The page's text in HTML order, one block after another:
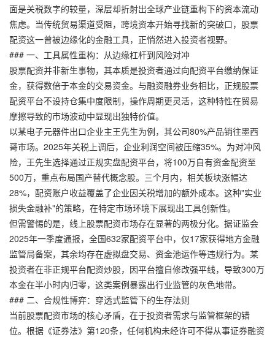
面是关税数字的较量，深层却折射出全球产业链重构下的资本流动
焦虑。当传统贸易渠道受阻，跨境资本开始寻找新的突破口，股票
配资这一曾被边缘化的金融工具，正悄然进入投资者视野。
### 一、工具属性重构：从边缘杠杆到风险对冲
股票配资并非新生事物，其本质是投资者通过向配资平台缴纳保证
金，获得数倍于本金的交易资金。与融资融券业务相比，正规股票
配资平台不设持仓集中度限制，操作周期更灵活，这种特性在贸易
摩擦导致的市场波动中显现出独特价值。
以某电子元器件出口企业主王先生为例，其公司80%产品销往墨西
哥市场。2025年关税上调后，企业利润空间被压缩35%。为对冲风
险，王先生选择通过正规实盘配资平台，将100万自有资金配资至
500万，重点布局国产替代概念股。三个月内，相关板块涨幅达
28%，配资账户收益覆盖了企业因关税增加的额外成本。这种"实业
损失金融补"的策略，在特定市场环境下展现出工具创新性。
但需警惕的是，线上股票配资市场存在显著的两极分化。据证监会
2025年一季度通报，全国632家配资平台中，仅17家获得地方金融
监管局备案，其余均存在虚拟盘交易、资金池运作等违规行为。某
投资者在非正规平台配资炒股，因平台擅自修改强平线，导致300万
本金在半小时内归零，这类案例暴露出行业监管的灰色地带。
### 二、合规性博弈：穿透式监管下的生存法则
当前股票配资市场的核心矛盾，在于投资者需求与监管框架的错
位。根据《证券法》第120条，任何机构未经许可不得从事证券融资